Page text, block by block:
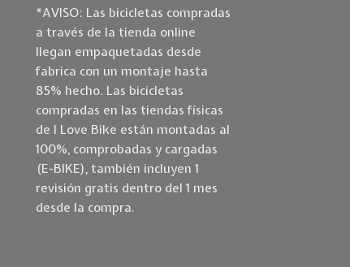
*AVISO: Las bicicletas compradas
a través de la tienda online
llegan empaquetadas desde
fabrica con un montaje hasta
85% hecho. Las bicicletas
compradas en las tiendas físicas
de I Love Bike están montadas al
100%, comprobadas y cargadas
(E-BIKE), también incluyen 1
revisión gratis dentro del 1 mes
desde la compra.